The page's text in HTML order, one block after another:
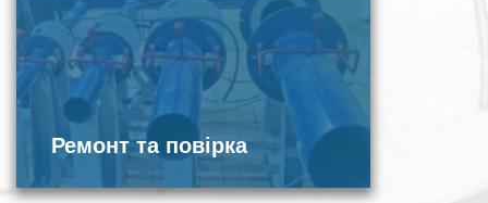
Ремонт та повірка